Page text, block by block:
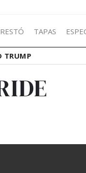
RESTÓ TAPAS
TRUMP